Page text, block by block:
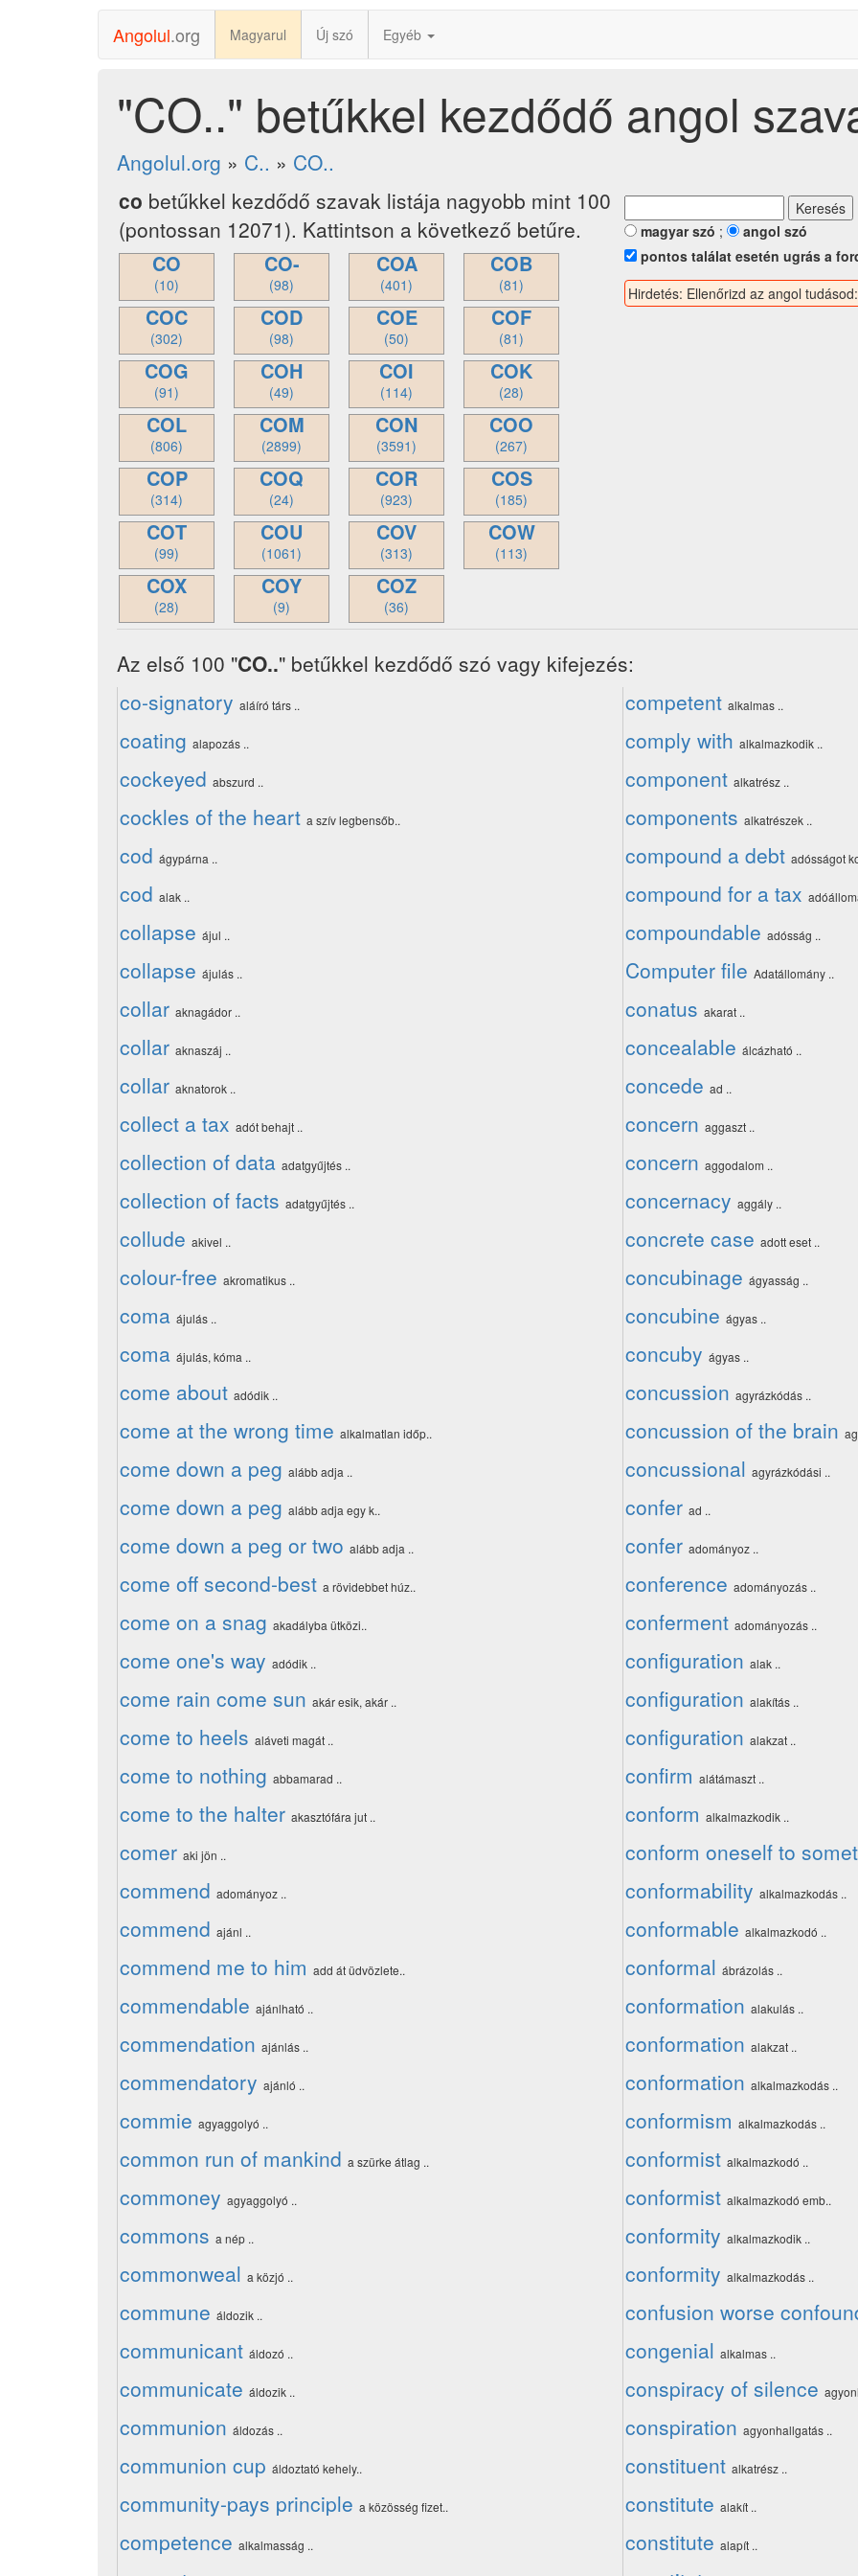
Angolul.org Magyarul Új szó Egyéb
"CO.." betűkkel kezdődő angol
Angolul.org » C.. » CO..
co betűkkel kezdődő szavak listája nagyobb mint 100
(pontossan 12071). Kattintson a következő betűre.
CO
(10)
CO-
(98)
COA
(401)
COB
(81)
COC
(302)
COD
(98)
COE
(50)
COF
(81)
COG
(91)
COH
(49)
COI
(114)
COK
(28)
COL
(806)
COM
(2899)
CON
(3591)
COO
(267)
COP
(314)
COQ
(24)
COR
(923)
COS
(185)
COT
(99)
COU
(1061)
COV
(313)
COW
(113)
COX
(28)
COY
(9)
COZ
(36)
magyar szó ;
angol szó
pontos találat esetén ugrás a
Hirdetés: Ellenőrizd az angol tudásod:
Az első 100 "CO.." betűkkel kezdődő szó vagy kifejezés:
co-signatory aláíró társ ..
coating alapozás ..
cockeyed abszurd ..
cockles of the heart a szív legbensőb..
cod ágypárna ..
cod alak ..
collapse ájul ..
collapse ájulás ..
collar aknagádor ..
collar aknaszáj ..
collar aknatorok ..
collect a tax adót behajt ..
collection of data adatgyűjtés ..
collection of facts adatgyűjtés ..
collude akivel ..
colour-free akromatikus ..
coma ájulás ..
coma ájulás, kóma ..
come about adódik ..
come at the wrong time alkalmatlan időp..
come down a peg alább adja ..
come down a peg alább adja egy k..
come down a peg or two alább adja ..
come off second-best a rövidebbet húz..
come on a snag akadályba ütközi..
come one's way adódik ..
come rain come sun akár esik, akár ..
come to heels aláveti magát ..
come to nothing abbamarad ..
come to the halter akasztófára jut ..
comer aki jön ..
commend adományoz ..
commend ajánl ..
commend me to him add át üdvözlete..
commendable ajánlható ..
commendation ajánlás ..
commendatory ajánló ..
commie agyaggolyó ..
common run of mankind a szürke átlag ..
commoney agyaggolyó ..
commons a nép ..
commonweal a közjó ..
commune áldozik ..
communicant áldozó ..
communicate áldozik ..
communion áldozás ..
communion cup áldoztató kehely..
community-pays principle a közösség fizet..
competence alkalmasság ..
competent alkalmas ..
comply with alkalmazkodik ..
component alkatrész ..
components alkatrészek ..
compound a debt adósságot
compound for a tax
compoundable adósság ..
Computer file Adatállomány ..
conatus akarat ..
concealable álcázható ..
concede ad ..
concern aggaszt ..
concern aggodalom ..
concernacy aggály ..
concrete case adott eset ..
concubinage ágyasság ..
concubine ágyas ..
concuby ágyas ..
concussion agyrázkódás ..
concussion of the brain
concussional agyrázkódási ..
confer ad ..
confer adományoz ..
conference adományozás ..
conferment adományozás ..
configuration alak ..
configuration alakítás ..
configuration alakzat ..
confirm alátámaszt ..
conform alkalmazkodik ..
conform oneself to
conformability alkalmazkodás ..
conformable alkalmazkodó ..
conformal ábrázolás ..
conformation alakulás ..
conformation alakzat ..
conformation alkalmazkodás ..
conformism alkalmazkodás ..
conformist alkalmazkodó ..
conformist alkalmazkodó emb..
conformity alkalmazkodik ..
conformity alkalmazkodás ..
confusion worse
congenial alkalmas ..
conspiracy of silence
conspiration agyonhallgatás ..
constituent alkatrész ..
constitute alakít ..
constitute alapít ..